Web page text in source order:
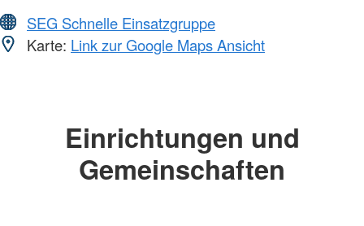
SEG Schnelle Einsatzgruppe
Karte: Link zur Google Maps Ansicht
Einrichtungen und
Gemeinschaften